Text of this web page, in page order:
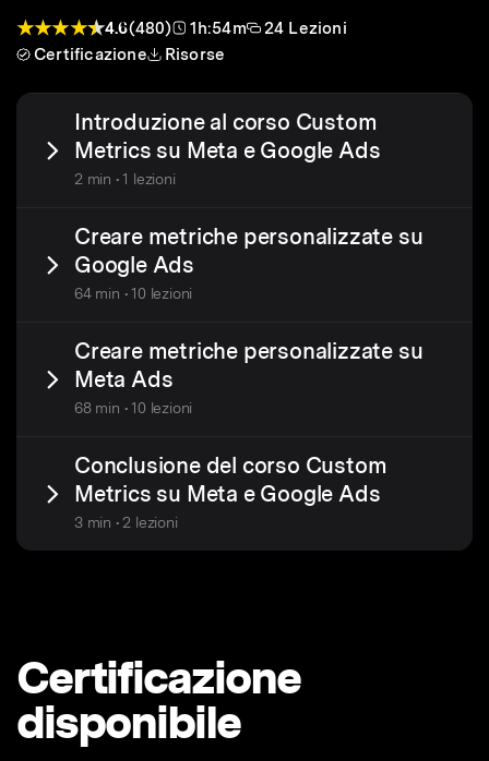
4.6(480) 1h:54m
24 Lezioni
Certificazione
Risorse
Introduzione al corso Custom
Metrics su Meta e Google Ads
2 min • 1 lezioni
Creare metriche personalizzate su
Google Ads
64 min • 10 lezioni
Creare metriche personalizzate su
Meta Ads
68 min • 10 lezioni
Conclusione del corso Custom
Metrics su Meta e Google Ads
3 min • 2 lezioni
Certificazione
disponibile